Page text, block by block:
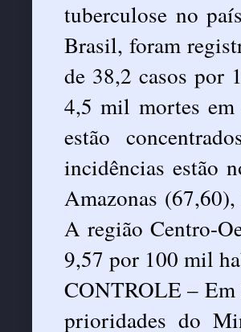
tuberculose no
Brasil, foram
de 38,2 casos por
4,5 mil mortes em
estão
incidências estão
Amazonas
A região Centro-
9,57 por 100 mil
CONTROLE – Em
prioridades do